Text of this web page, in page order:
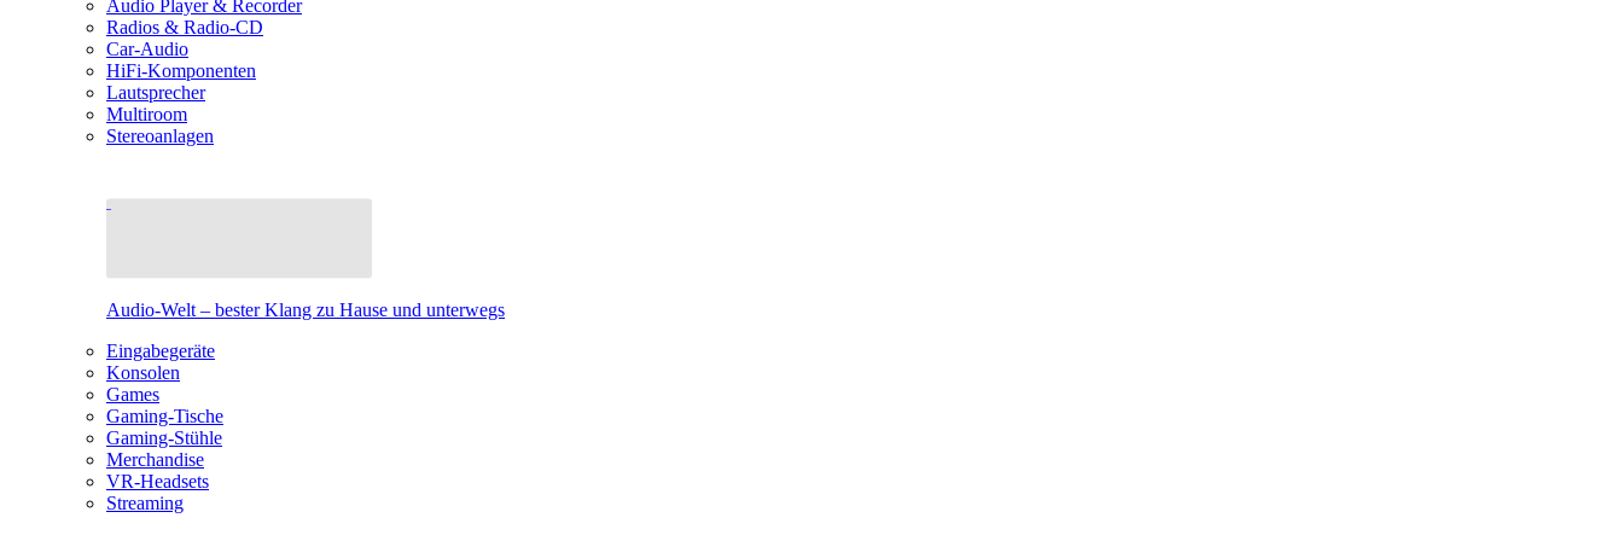
Audio Player & Recorder
Radios & Radio-CD
Car-Audio
HiFi-Komponenten
Lautsprecher
Multiroom
Stereoanlagen
Audio-Welt – bester Klang zu Hause und unterwegs
Eingabegeräte
Konsolen
Games
Gaming-Tische
Gaming-Stühle
Merchandise
VR-Headsets
Streaming